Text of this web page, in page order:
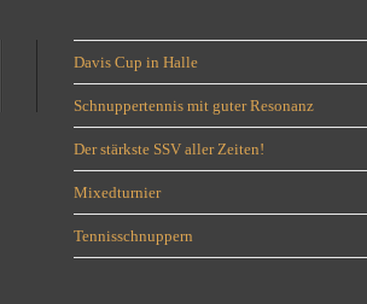
Davis Cup in Halle
Schnuppertennis mit guter Resonanz
Der stärkste SSV aller Zeiten!
Mixedturnier
Tennisschnuppern